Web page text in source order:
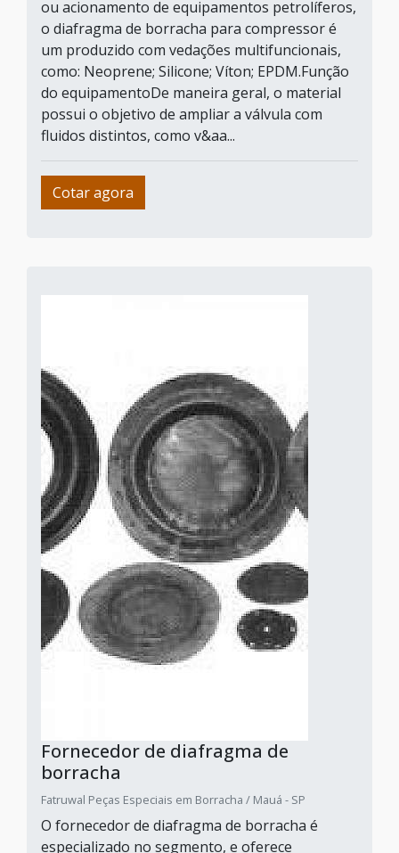
ou acionamento de equipamentos petrolíferos,
o diafragma de borracha para compressor é
um produzido com vedações multifuncionais,
como: Neoprene; Silicone; Víton; EPDM.Função
do equipamentoDe maneira geral, o material
possui o objetivo de ampliar a válvula com
fluidos distintos, como v&aa...
Cotar agora
Fornecedor de diafragma de
borracha
Fatruwal Peças Especiais em Borracha / Mauá - SP
O fornecedor de diafragma de borracha é
especializado no segmento, e oferece